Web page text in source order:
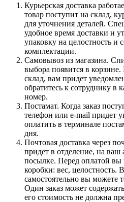
Курьерская доставка
товар поступит на склад,
для уточнения деталей.
удобное время доставки и
упаковку на целостность и
комплектации.
Самовывоз из магазина.
выбора появится в корзине.
склад, вам придет
обратитесь к сотруднику в
номер.
Постамат. Когда заказ
телефон или e-mail придет
оплатить в терминале
дня.
Почтовая доставка через
придет в отделение, на ваш
посылке. Перед оплатой вы
коробки: вес, целостность.
самостоятельно вы можете
Один заказ может
его стоимость не должна